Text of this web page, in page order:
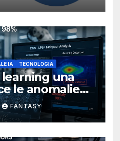
IA TECNOLOGIA
learning una
le anomalie
FANTASY